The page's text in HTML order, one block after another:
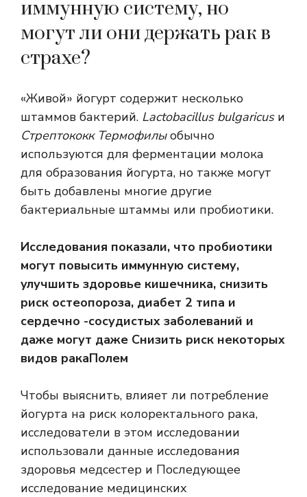
иммунную систему, но
могут ли они держать рак в
страхе?
«Живой» йогурт содержит несколько
штаммов бактерий. Lactobacillus bulgaricusи
Стрептококк Термофилыобычно
используются для ферментации молока
для образования йогурта, но также могут
быть добавлены многие другие
бактериальные штаммы или пробиотики.
Исследования показали, что пробиотики
могут повысить иммунную систему,
улучшить здоровье кишечника, снизить
риск остеопороза, диабет 2 типа и
сердечно -сосудистых заболеваний и
даже могут даже Снизить риск некоторых
видов ракаПолем
Чтобы выяснить, влияет ли потребление
йогурта на риск колоректального рака,
исследователи в этом исследовании
использовали данные исследования
здоровья медсестер и Последующее
исследование медицинских